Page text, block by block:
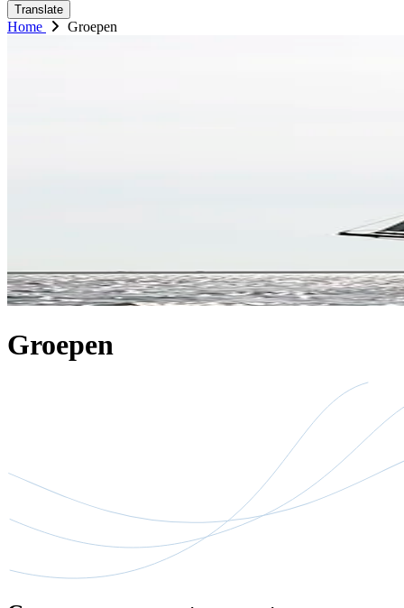
Translate
Home Groepen
Groepen